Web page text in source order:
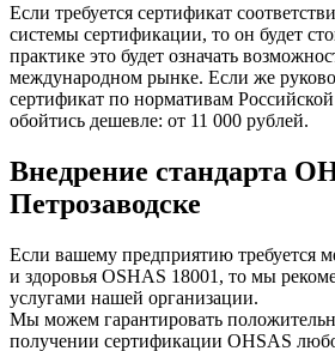
Если требуется сертификат
системы сертификации, то он будет
практике это будет означать
международном рынке. Если же
сертификат по нормативам
обойтись дешевле: от 11 000 рублей.
Внедрение стандарта
Петрозаводске
Если вашему предприятию требуется
и здоровья OSHAS 18001, то мы
услугами нашей организации.
Мы можем гарантировать
получении сертификации OHSAS